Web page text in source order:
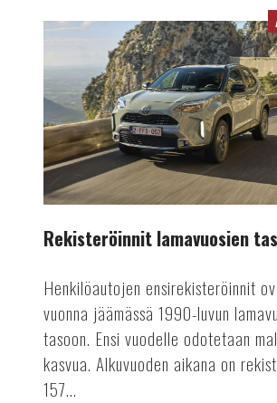
Rekisteröinnit
lamavuosien
tasolla
Rekisteröinnit lamavuosien
Henkilöautojen ensirekisteröinnit
vuonna jäämässä 1990-luvun
tasoon. Ensi vuodelle odotetaan
kasvua. Alkuvuoden aikana on
157...